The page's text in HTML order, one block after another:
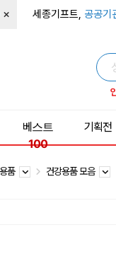
× 세종기프트, 공공기
베스트
100
기획전
품 건강용품 모음